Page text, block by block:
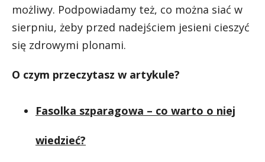
możliwy. Podpowiadamy też, co można siać w
sierpniu, żeby przed nadejściem jesieni cieszyć
się zdrowymi plonami.
O czym przeczytasz w artykule?
Fasolka szparagowa – co warto o niej
wiedzieć?